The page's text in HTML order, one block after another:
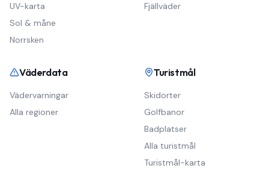
UV-karta
Sol & måne
Norrsken
Fjällväder
Väderdata
Vädervarningar
Alla regioner
Turistmål
Skidorter
Golfbanor
Badplatser
Alla turistmål
Turistmål-karta